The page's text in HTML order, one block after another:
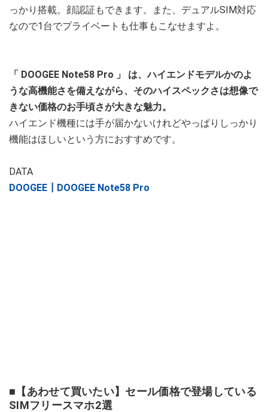
っかり搭載。顔認証もできます。また、デュアルSIM対応
なので1台でプライベートも仕事もこなせますよ。
「 DOOGEE Note58 Pro 」
は、ハイエンドモデルかのよ
うな高機能さを備えながら、そのハイスペックさは想像で
きない価格のお手頃さが大きな魅力。
ハイエンド機種には手が届かないけれどやっぱりしっかり
機能はほしいという方におすすめです。
DATA
DOOGEE┃DOOGEE Note58 Pro
■【あわせて買いたい】セール価格で登場している
SIMフリースマホ2選